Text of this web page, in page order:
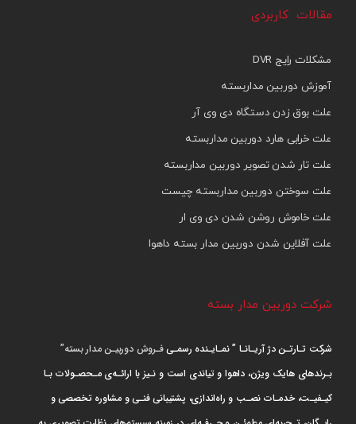
مقالات کاربردی
مشکلات رایج DVR
آموزش دوربین مداربسته
علت بوق زدن دستگاه دی وی آر
علت خرابی هارد دوربین مداربسته
علت تار شدن تصویر دوربین مداربسته
علت سوختن دوربین مداربسته چیست
علت خاموش روشن شدن دی وی ار
علت آفلاین شدن دوربین مدار بسته داهوا
شرکت دوربین مدار بسته
شرکت تـارتـن دژ آریـانـا ” نمـایـنده رسمـیفـروش دوربیـن مدار بسته”
بـرندهای هایک ویژن، داهوا و تیاندی است و نـیز با ارائـه‌ی مـحصـولات بـا
کیـفیـت، خدمـات نصـب و راه‌اندازی، پشتیبانی فنـی و مشاوره تخصصی و